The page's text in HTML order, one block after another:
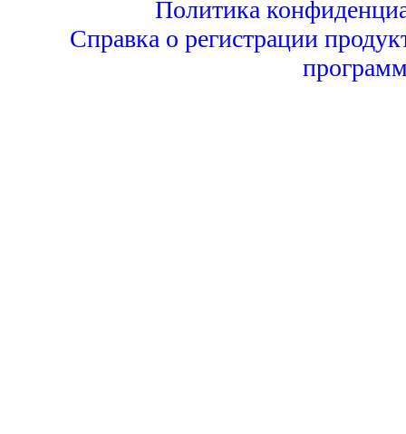
Политика
Справка о регистрации